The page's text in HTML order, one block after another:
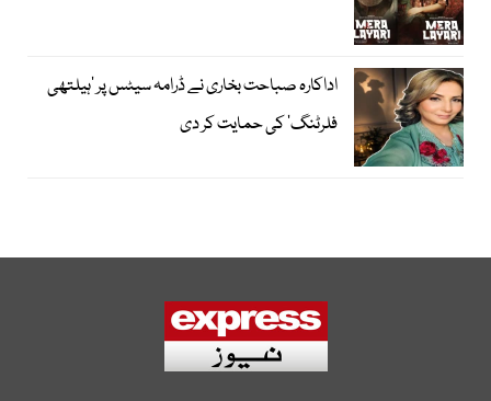
اداکارہ صباحت بخاری نے ڈرامہ سیٹس پر ’ہیلتھی
فلرٹنگ‘ کی حمایت کر دی